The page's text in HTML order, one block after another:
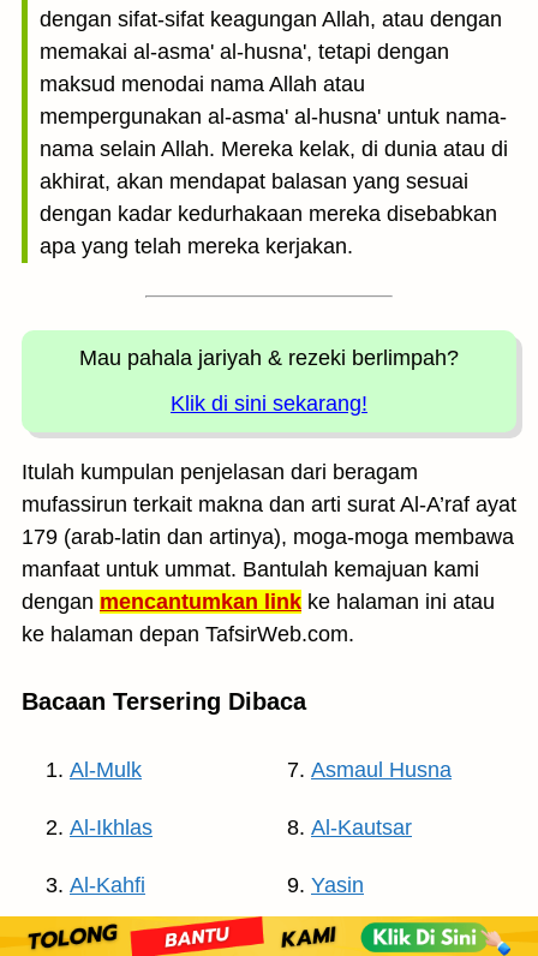
dengan sifat-sifat keagungan Allah, atau dengan
memakai al-asma' al-husna', tetapi dengan
maksud menodai nama Allah atau
mempergunakan al-asma' al-husna' untuk nama-
nama selain Allah. Mereka kelak, di dunia atau di
akhirat, akan mendapat balasan yang sesuai
dengan kadar kedurhakaan mereka disebabkan
apa yang telah mereka kerjakan.
Mau pahala jariyah & rezeki berlimpah?
Klik di sini sekarang!
Itulah kumpulan penjelasan dari beragam
mufassirun terkait makna dan arti surat Al-A’raf ayat
179 (arab-latin dan artinya), moga-moga membawa
manfaat untuk ummat. Bantulah kemajuan kami
dengan mencantumkan link ke halaman ini atau
ke halaman depan TafsirWeb.com.
Bacaan Tersering Dibaca
Al-Mulk
Al-Ikhlas
Al-Kahfi
Al-Waqi’ah
Asmaul Husna
Al-Kautsar
Yasin
Ar-Rahman